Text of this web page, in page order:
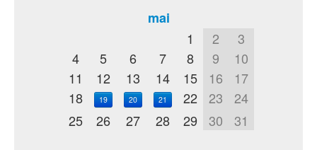
mai
1
2
3
4
5 6 7 8 9
10
11
12 13 14 15 16
17
18
19 20 21 22 23
24
25
26 27 28 29 30 31